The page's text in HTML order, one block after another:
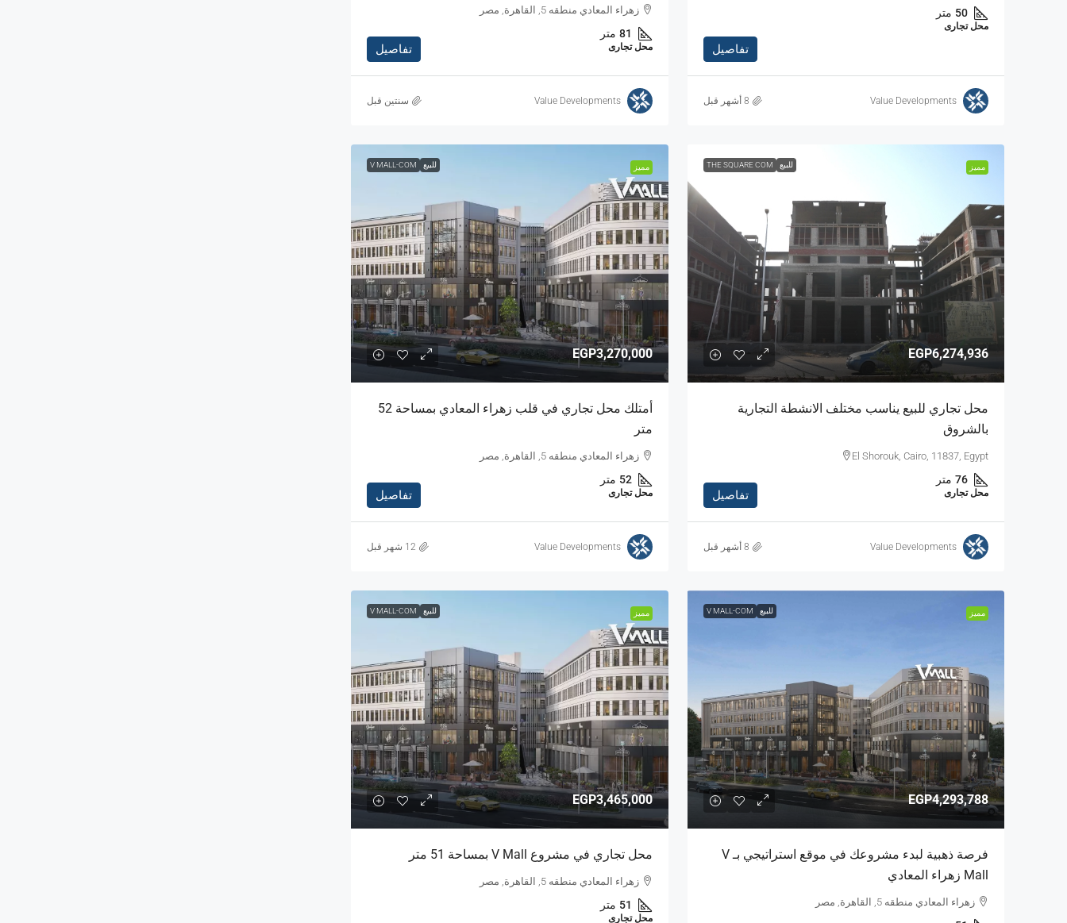
50 متر
محل تجارى
تفاصيل
Value Developments
زهراء المعادي منطقه 5, القاهرة, مصر
81 متر
محل تجارى تفاصيل
Value Developments ‏سنتين قبل
مميز للبيع THE SQUARE COM
EGP6,274,936
محل تجاري للبيع يناسب مختلف الانشطة التجارية
بالشروق
El Shorouk, Cairo, 11837, Egypt
76 متر
محل تجارى تفاصيل
Value Developments
مميز للبيع V MALL-COM
EGP3,270,000
أمتلك محل تجاري في قلب زهراء المعادي بمساحة 52
متر
زهراء المعادي منطقه 5, القاهرة, مصر
52 متر
محل تجارى تفاصيل
Value Developments
مميز للبيع V MALL-COM
EGP4,293,788
فرصة ذهبية لبدء مشروعك في موقع استراتيجي بـ V
Mall زهراء المعادي
زهراء المعادي منطقه 5, القاهرة, مصر
مميز للبيع V MALL-COM
EGP3,465,000
محل تجاري في مشروع V Mall بمساحة 51 متر
زهراء المعادي منطقه 5, القاهرة, مصر
51 متر
محل تجارى